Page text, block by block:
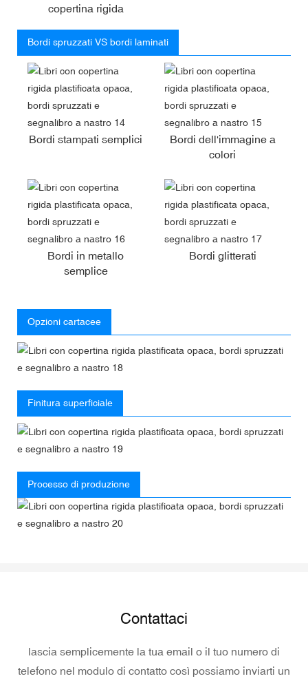
copertina rigida
Bordi spruzzati VS bordi laminati
Bordi stampati semplici
Bordi dell'immagine a
colori
Bordi in metallo
semplice
Bordi glitterati
Opzioni cartacee
Finitura superficiale
Processo di produzione
Contattaci
lascia semplicemente la tua email o il tuo numero di
telefono nel modulo di contatto così possiamo inviarti un